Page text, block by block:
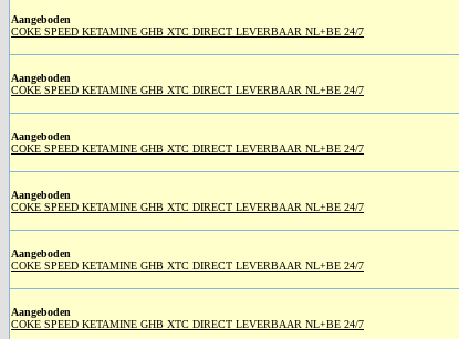
Aangeboden
COKE SPEED KETAMINE GHB XTC DIRECT LEVERBAAR NL+BE 24/7
Aangeboden
COKE SPEED KETAMINE GHB XTC DIRECT LEVERBAAR NL+BE 24/7
Aangeboden
COKE SPEED KETAMINE GHB XTC DIRECT LEVERBAAR NL+BE 24/7
Aangeboden
COKE SPEED KETAMINE GHB XTC DIRECT LEVERBAAR NL+BE 24/7
Aangeboden
COKE SPEED KETAMINE GHB XTC DIRECT LEVERBAAR NL+BE 24/7
Aangeboden
COKE SPEED KETAMINE GHB XTC DIRECT LEVERBAAR NL+BE 24/7